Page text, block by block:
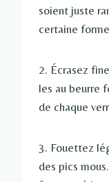
soient juste
certaine
2. Écrasez
les au beurre
de chaque
3. Fouettez
des pics